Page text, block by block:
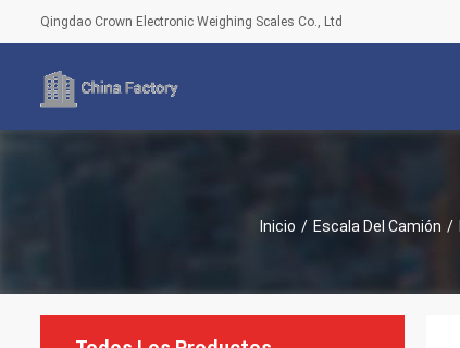
Qingdao Crown Electronic Weighing Scales Co., Ltd
Inicio / Escala Del Camión /